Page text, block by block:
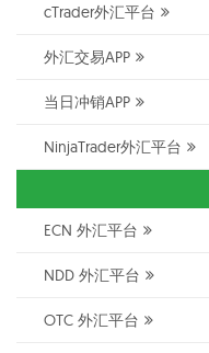
cTrader外汇平台
外汇交易APP
当日冲销APP
NinjaTrader外汇平台
ECN 外汇平台
NDD 外汇平台
OTC 外汇平台